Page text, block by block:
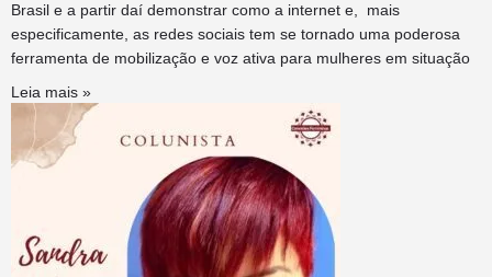
Brasil e a partir daí demonstrar como a internet e, mais
especificamente, as redes sociais tem se tornado uma poderosa
ferramenta de mobilização e voz ativa para mulheres em situação
Leia mais »